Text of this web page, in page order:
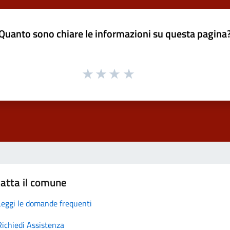
sono chiare le informazioni su questa
il comune
le domande frequenti
Assistenza